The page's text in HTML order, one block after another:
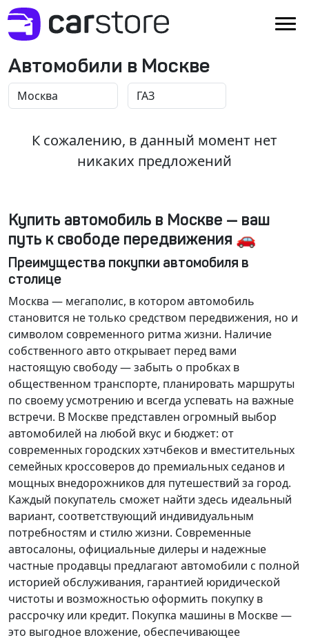
Автомобили в Москве
К сожалению, в данный момент нет
никаких предложений
Купить автомобиль в Москве — ваш
путь к свободе передвижения 🚗
Преимущества покупки автомобиля в
столице
Москва — мегаполис, в котором автомобиль
становится не только средством передвижения, но и
символом современного ритма жизни. Наличие
собственного авто открывает перед вами
настоящую свободу — забыть о пробках в
общественном транспорте, планировать маршруты
по своему усмотрению и всегда успевать на важные
встречи. В Москве представлен огромный выбор
автомобилей на любой вкус и бюджет: от
современных городских хэтчбеков и вместительных
семейных кроссоверов до премиальных седанов и
мощных внедорожников для путешествий за город.
Каждый покупатель сможет найти здесь идеальный
вариант, соответствующий индивидуальным
потребностям и стилю жизни. Современные
автосалоны, официальные дилеры и надежные
частные продавцы предлагают автомобили с полной
историей обслуживания, гарантией юридической
чистоты и возможностью оформить покупку в
рассрочку или кредит. Покупка машины в Москве —
это выгодное вложение, обеспечивающее